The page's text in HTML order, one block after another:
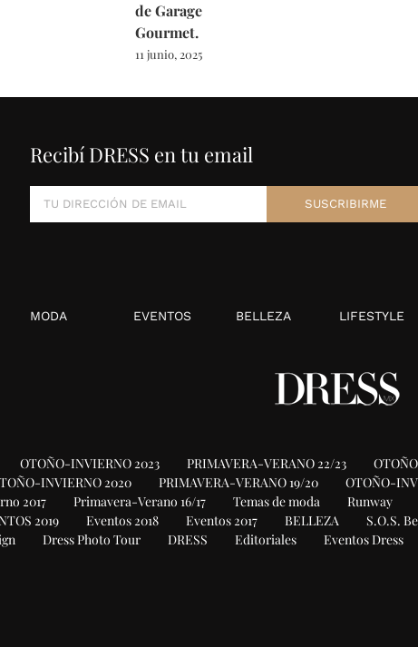
de Garage
Gourmet.
11 junio, 2025
Recibí DRESS en tu email
MODA EVENTOS BELLEZA LIFESTYLE
OTOÑO-INVIERNO 2023 PRIMAVERA-VERANO 22/23
INVIERNO 2020 PRIMAVERA-VERANO 19/20 OTOÑO-
2017 Primavera-Verano 16/17 Temas de moda Runway
2019 Eventos 2018 Eventos 2017 BELLEZA S.O.S.
Dress Photo Tour DRESS Editoriales Eventos Dress